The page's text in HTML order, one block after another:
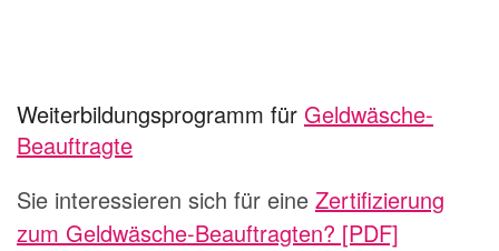
Weiterbildungsprogramm für Geldwäsche-
Beauftragte
Sie interessieren sich für eine Zertifizierung
zum Geldwäsche-Beauftragten? [PDF]